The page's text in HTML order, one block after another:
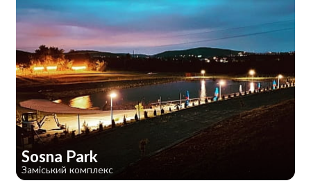
Sosna Park
Заміський комплекс